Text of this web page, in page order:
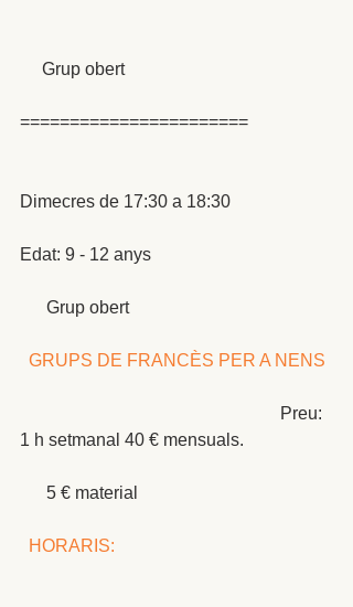
     Grup obert
=======================
Dimecres de 17:30 a 18:30
Edat: 9 - 12 anys
      Grup obert
GRUPS DE FRANCÈS PER A NENS
1 h setmanal 40 € mensuals.
      5 € material
HORARIS: